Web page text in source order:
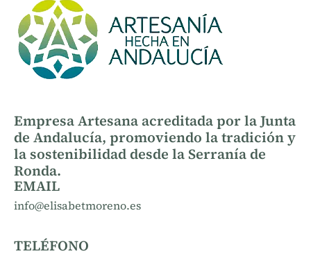
Empresa Artesana acreditada por la Junta
de Andalucía, promoviendo la tradición y
la sostenibilidad desde la Serranía de
Ronda.
EMAIL
info@elisabetmoreno.es
TELÉFONO